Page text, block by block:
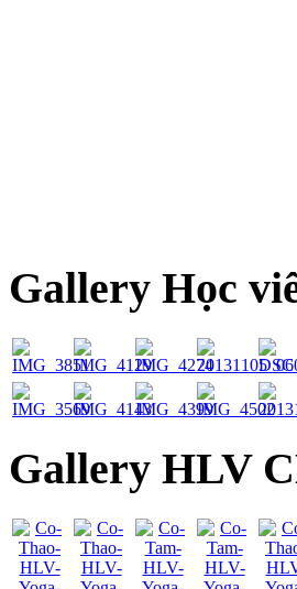
Gallery Học
Gallery HLV